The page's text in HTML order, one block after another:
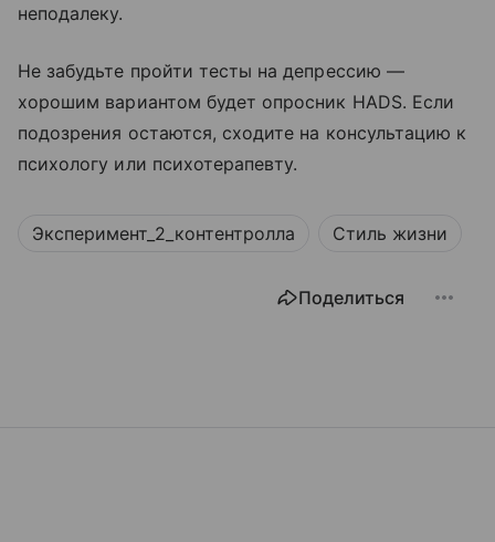
неподалеку.
Не забудьте пройти тесты на депрессию —
хорошим вариантом будет опросник HADS. Если
подозрения остаются, сходите на консультацию к
психологу или психотерапевту.
Эксперимент_2_контентролла Стиль жизни
Поделиться